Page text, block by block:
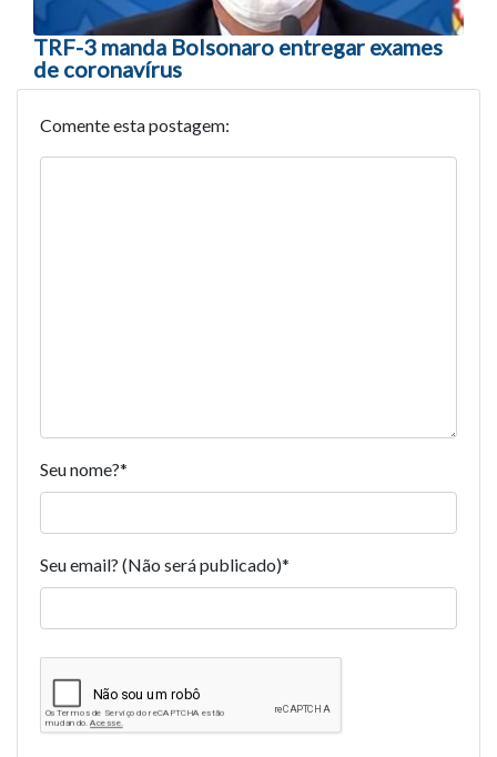
TRF-3 manda Bolsonaro entregar exames
de coronavírus
Comente esta postagem:
Seu nome?*
Seu email? (Não será publicado)*